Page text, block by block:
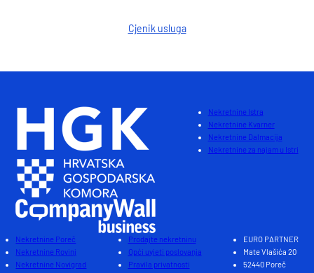
Cjenik usluga
Nekretnine Istra
Nekretnine Kvarner
Nekretnine Dalmacija
Nekretnine za najam u Istri
Nekretnine Poreč
Nekretnine Rovinj
Nekretnine Novigrad
Prodajte nekretninu
Opći uvjeti poslovanja
Pravila privatnosti
EURO PARTNER
Mate Vlašića 20
52440 Poreč